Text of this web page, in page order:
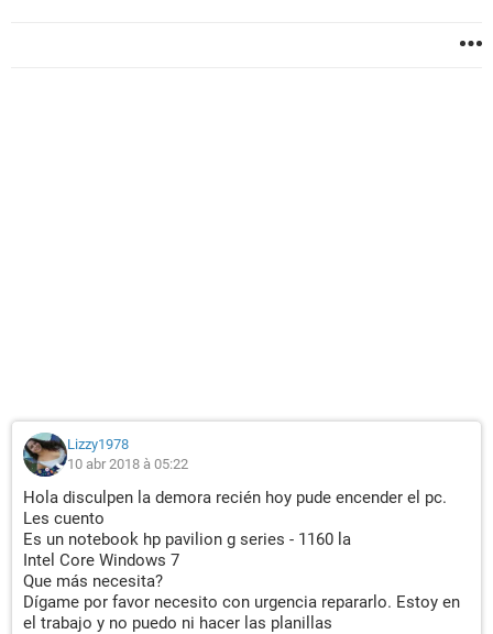
Lizzy1978
10 abr 2018 à 05:22
Hola disculpen la demora recién hoy pude encender el pc.
Les cuento
Es un notebook hp pavilion g series - 1160 la
Intel Core Windows 7
Que más necesita?
Dígame por favor necesito con urgencia repararlo. Estoy en
el trabajo y no puedo ni hacer las planillas